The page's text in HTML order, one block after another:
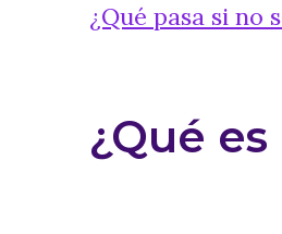
¿Qué pasa si no
¿Qué